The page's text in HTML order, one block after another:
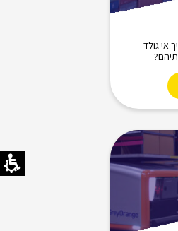
אי גולד